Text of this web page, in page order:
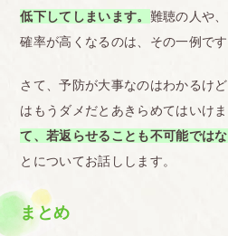
低下してしまいます。 難聴の人や
確率が高くなるのは、その一例です
さて、予防が大事なのはわかるけ
はもうダメだとあきらめてはいけ
て、若返らせることも不可能ではな
とについてお話しします。
まとめ